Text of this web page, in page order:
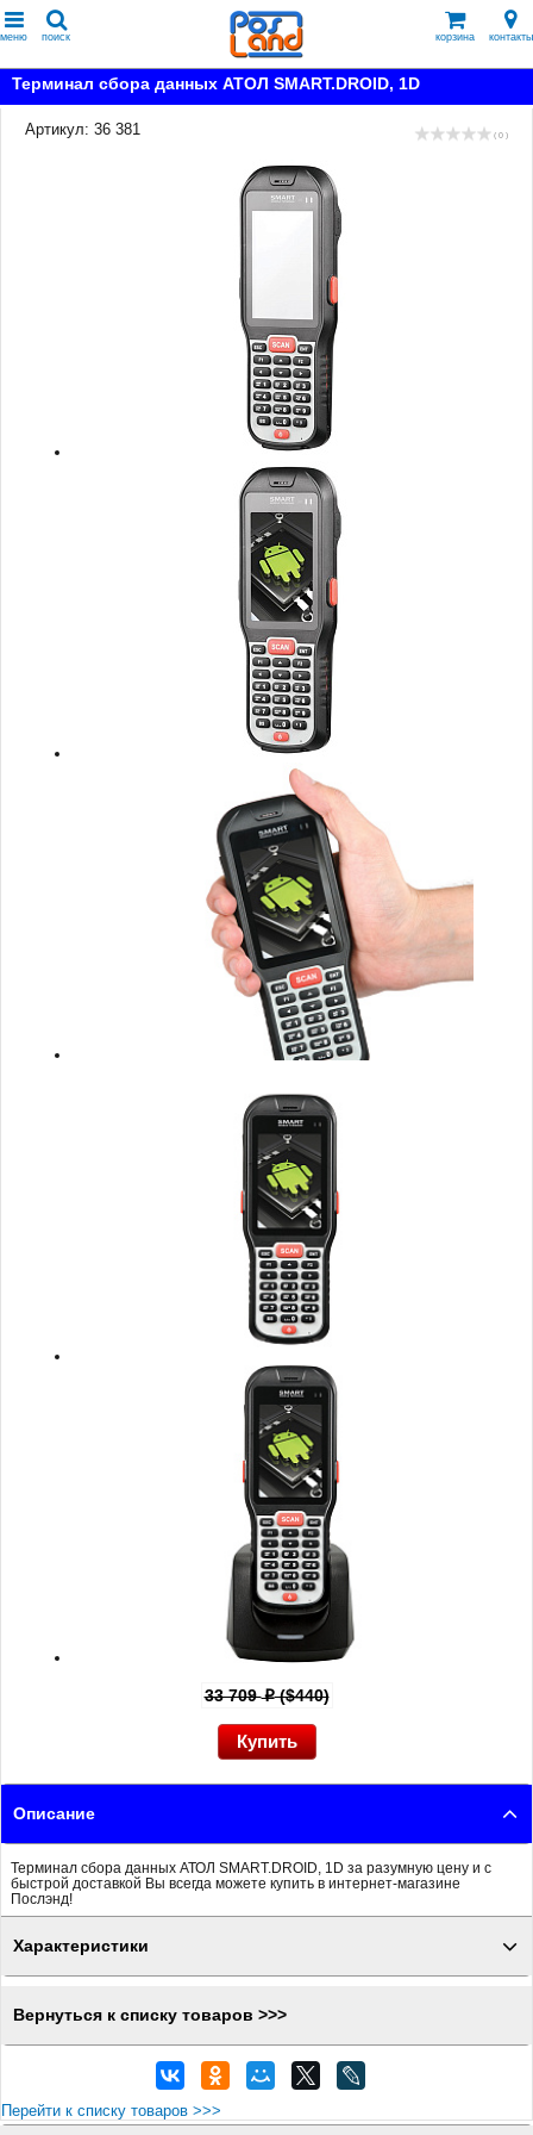
меню поиск корзина контакты
Терминал сбора данных АТОЛ SMART.DROID, 1D
Артикул: 36 381 ( 0 )
33 709p($440)
Описание
Терминал сбора данных АТОЛ SMART.DROID, 1D за разумную цену и с
быстрой доставкой Вы всегда можете купить в интернет-магазине
Послэнд!
Характеристики
Вернуться к списку товаров >>>
Перейти к списку товаров >>>